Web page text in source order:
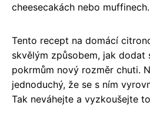
cheesecakách nebo muffinech.
Tento recept na domácí
skvělým způsobem, jak dodat
pokrmům nový rozměr chuti.
jednoduchý, že se s ním
Tak neváhejte a vyzkoušejte